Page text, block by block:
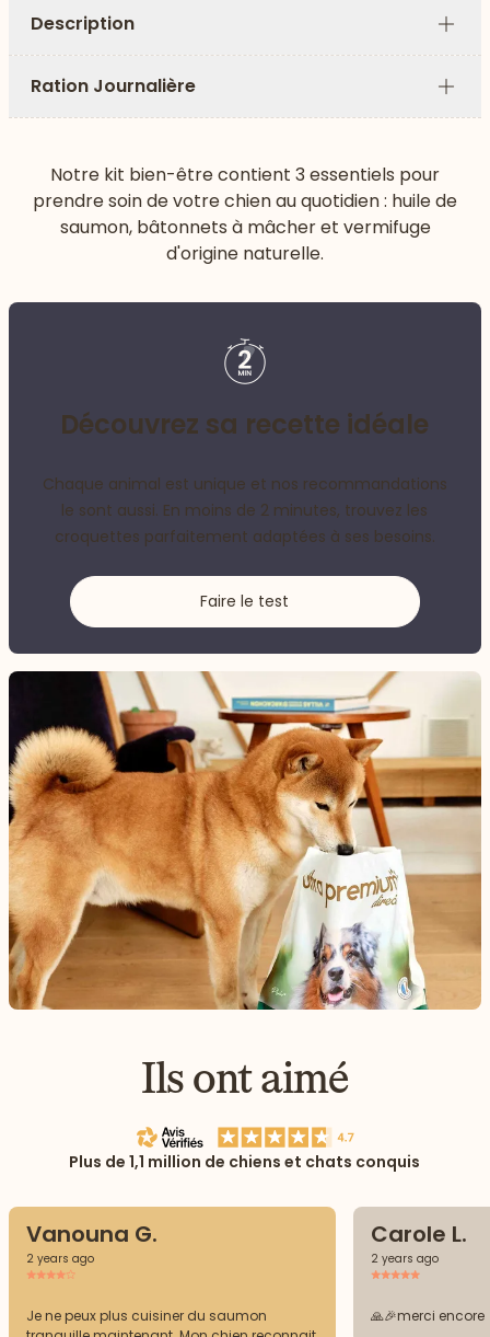
Description
Plus
Ration Journalière
Plus
Notre kit bien-être contient 3 essentiels pour
prendre soin de votre chien au quotidien : huile de
saumon, bâtonnets à mâcher et vermifuge
d'origine naturelle.
Découvrez sa recette idéale
Chaque animal est unique et nos recommandations
le sont aussi. En moins de 2 minutes, trouvez les
croquettes parfaitement adaptées à ses besoins.
Faire le test
Ils ont aimé
Plus de 1,1 million de chiens et chats conquis
Vanouna G.
2 years ago
Je ne peux plus cuisiner du saumon
Carole L.
2 years ago
🙏🎉merci encore